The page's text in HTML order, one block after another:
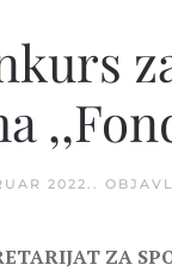
2022. .
ZA